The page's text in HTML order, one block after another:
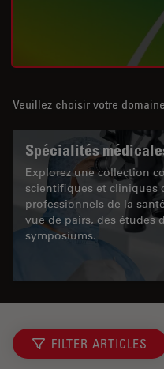
Veuillez choisir votre
Spécialités
Explorez une collection
scientifiques et cliniques
professionnels de la
vue de pairs, des études
symposiums.
FILTER ARTICLES